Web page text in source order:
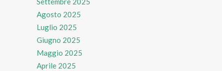
Agosto 2025
Luglio 2025
Giugno 2025
Maggio 2025
Aprile 2025